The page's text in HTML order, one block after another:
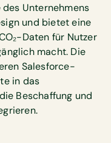
Unternehmens
und bietet eine
Daten für Nutzer
macht. Die
Salesforce-
in das
Beschaffung und